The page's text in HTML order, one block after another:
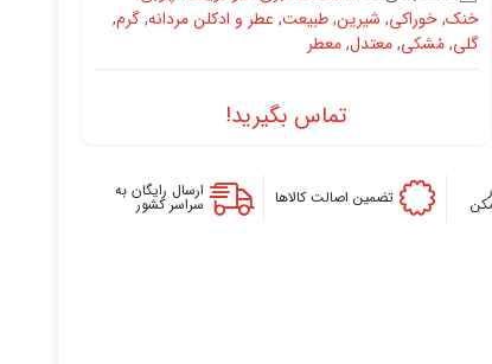
خنک,خوراکی, شیرین,طبیعت, عطر و ادکلن مردانه,گرم,
گلی,مُشکی,معتدل,معطر
تماس بگیرید!
تضمین اصالت کالاها ارسال رایگان به
سراسر کشور